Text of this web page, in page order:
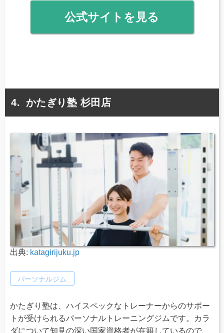
公式サイトを見る
かたぎり塾 杉田店
出典: katagirijuku.jp
パーソナルジム
かたぎり塾は、ハイスペックなトレーナーからのサポー
トが受けられるパーソナルトレーニングジムです。カラ
ダについて知見の深い国家資格者が在籍しているので、